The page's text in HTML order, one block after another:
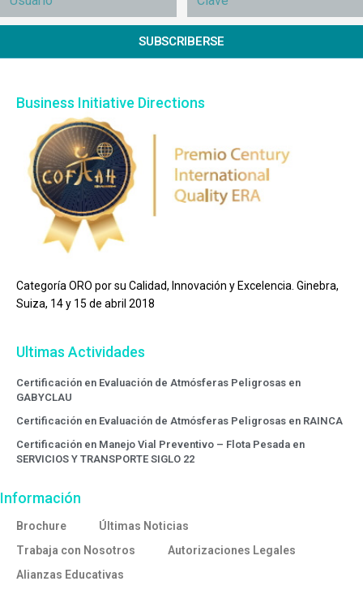
SUBSCRIBERSE
Business Initiative Directions
Categoría ORO por su Calidad, Innovación y Excelencia. Ginebra,
Suiza, 14 y 15 de abril 2018
Ultimas Actividades
Certificación en Evaluación de Atmósferas Peligrosas en
GABYCLAU
Certificación en Evaluación de Atmósferas Peligrosas en RAINCA
Certificación en Manejo Vial Preventivo – Flota Pesada en
SERVICIOS Y TRANSPORTE SIGLO 22
Información
Brochure
Últimas Noticias
Trabaja con Nosotros
Autorizaciones Legales
Alianzas Educativas